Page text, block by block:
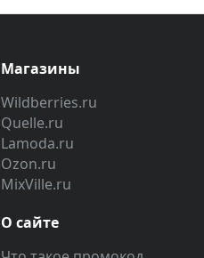
Магазины
Wildberries.ru
Quelle.ru
Lamoda.ru
Ozon.ru
MixVille.ru
О сайте